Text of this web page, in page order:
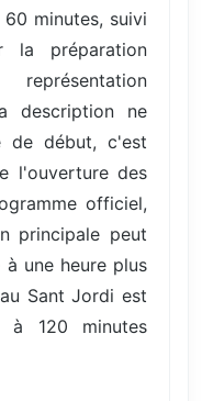
minutes, suivi
la préparation
description ne
de début, c'est
l'ouverture des
officiel,
principale peut
une heure plus
Sant Jordi est
à 120 minutes